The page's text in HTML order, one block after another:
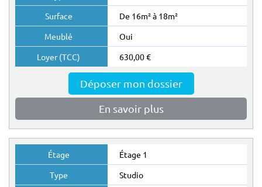
De 16m² à 18m²
Oui
630,00 €
Déposer mon dossier
En savoir plus
Étage 1
Studio